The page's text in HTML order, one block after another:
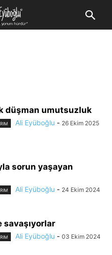
düşman umutsuzluk
Ali Eyüboğlu - 26 Ekim 2025
sorun yaşayan
Ali Eyüboğlu - 24 Ekim 2024
savaşıyorlar
Ali Eyüboğlu - 03 Ekim 2024